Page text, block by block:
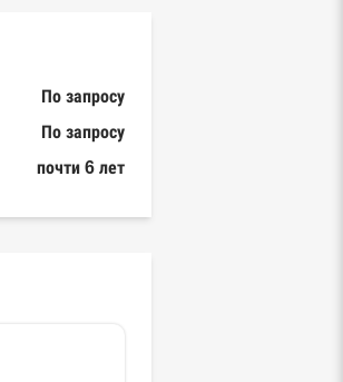
По запросу
По запросу
почти 6 лет